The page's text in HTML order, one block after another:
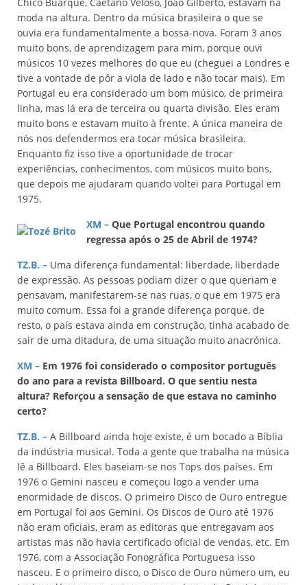
moda na altura. Dentro da música brasileira o que se
ouvia era fundamentalmente a bossa-nova. Foram 3 anos
muito bons, de aprendizagem para mim, porque ouvi
músicos 10 vezes melhores do que eu (cheguei a Londres e
tive a vontade de pôr a viola de lado e não tocar mais). Em
Portugal eu era considerado um bom músico, de primeira
linha, mas lá era de terceira ou quarta divisão. Eles eram
muito bons e estavam muito à frente. A única maneira de
nós nos defendermos era tocar música brasileira.
Enquanto fiz isso tive a oportunidade de trocar
experiências, conhecimentos, com músicos muito bons,
que depois me ajudaram quando voltei para Portugal em
1975.
XM – Que Portugal encontrou quando
regressa após o 25 de Abril de 1974?
TZ.B. – Uma diferença fundamental: liberdade, liberdade
de expressão. As pessoas podiam dizer o que queriam e
pensavam, manifestarem-se nas ruas, o que em 1975 era
muito comum. Essa foi a grande diferença porque, de
resto, o país estava ainda em construção, tinha acabado de
sair de uma ditadura, de uma situação muito anacrónica.
XM – Em 1976 foi considerado o compositor português
do ano para a revista Billboard. O que sentiu nesta
altura? Reforçou a sensação de que estava no caminho
certo?
TZ.B. – A Billboard ainda hoje existe, é um bocado a Bíblia
da indústria musical. Toda a gente que trabalha na música
lê a Billboard. Eles baseiam-se nos Tops dos países. Em
1976 o Gemini nasceu e começou logo a vender uma
enormidade de discos. O primeiro Disco de Ouro entregue
em Portugal foi aos Gemini. Os Discos de Ouro até 1976
não eram oficiais, eram as editoras que entregavam aos
artistas mas não havia certificado oficial de vendas, etc. Em
1976, com a Associação Fonográfica Portuguesa isso
nasceu. E o primeiro disco, o Disco de Ouro número um, eu